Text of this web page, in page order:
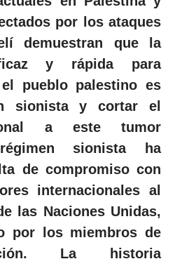
por los ataques
demuestran que la
y rápida para
pueblo palestino es
sionista y cortar el
a este tumor
sionista ha
de compromiso con
internacionales al
las Naciones Unidas,
por los miembros de
La historia